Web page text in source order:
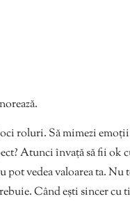
roluri. Să mimezi
Atunci învață să fii ok
pot vedea valoarea ta. Nu
Când ești sincer cu